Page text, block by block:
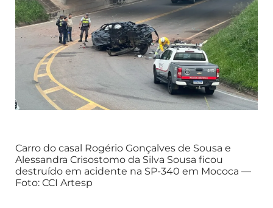
Carro do casal Rogério Gonçalves de Sousa e
Alessandra Crisostomo da Silva Sousa ficou
destruído em acidente na SP-340 em Mococa —
Foto: CCI Artesp